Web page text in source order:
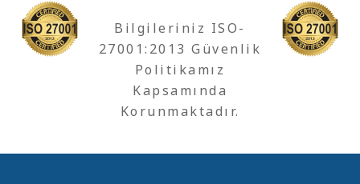
Bilgileriniz ISO-
27001:2013 Güvenlik
Politikamız
Kapsamında
Korunmaktadır.